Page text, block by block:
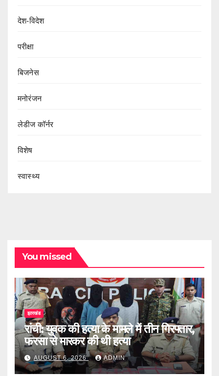
देश-विदेश
परीक्षा
बिजनेस
मनोरंजन
लेडीज कॉर्नर
विशेष
स्वास्थ्य
You missed
झारखंड
रांची: युवक की हत्या के मामले में तीन गिरफ्तार,
फरसा से मारकर की थी हत्या
AUGUST 6, 2026 ADMIN